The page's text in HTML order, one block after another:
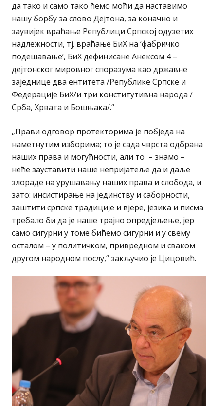
да тако и само тако ћемо моћи да наставимо
нашу борбу за слово Дејтона, за коначно и
заувијек враћање Републици Српској одузетих
надлежности, тј. враћање БиХ на ‘фабричко
подешавање’, БиХ дефинисане Анексом 4 –
дејтонског мировног споразума као државне
заједнице два ентитета /Републике Српске и
Федерације БиХ/и три конститутивна народа /
Срба, Хрвата и Бошњака/.“
„Прави одговор протекторима је побједа на
наметнутим изборима; то је сада чврста одбрана
наших права и могућности, али то – знамо –
неће зауставити наше непријатеље да и даље
злораде на урушавању наших права и слобода, и
зато: инсистирање на јединству и саборности,
заштити српске традиције и вјере, језика и писма
требало би да је наше трајно опредјељење, јер
само сигурни у томе бићемо сигурни и у свему
осталом – у политичком, привредном и сваком
другом народном послу,“ закључио је Цицовић.